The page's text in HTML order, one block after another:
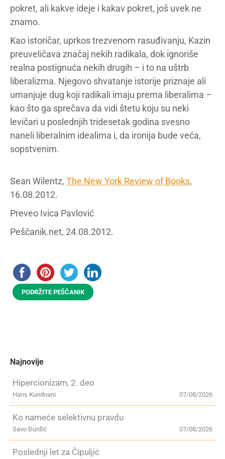
pokret, ali kakve ideje i kakav pokret, još uvek ne
znamo.
Kao istoričar, uprkos trezvenom rasuđivanju, Kazin
preuveličava značaj nekih radikala, dok ignoriše
realna postignuća nekih drugih – i to na uštrb
liberalizma. Njegovo shvatanje istorije priznaje ali
umanjuje dug koji radikali imaju prema liberalima –
kao što ga sprečava da vidi štetu koju su neki
levičari u poslednjih tridesetak godina svesno
naneli liberalnim idealima i, da ironija bude veća,
sopstvenim.
Sean Wilentz, The New York Review of Books,
16.08.2012.
Preveo Ivica Pavlović
Peščanik.net, 24.08.2012.
PODRŽITE PEŠČANIK
Najnovije
Hipercionizam, 2. deo
07/08/2026
Hans Kundnani
Ko nameće selektivnu pravdu
07/08/2026
Savo Đurđić
Poslednji let za Čipuljić